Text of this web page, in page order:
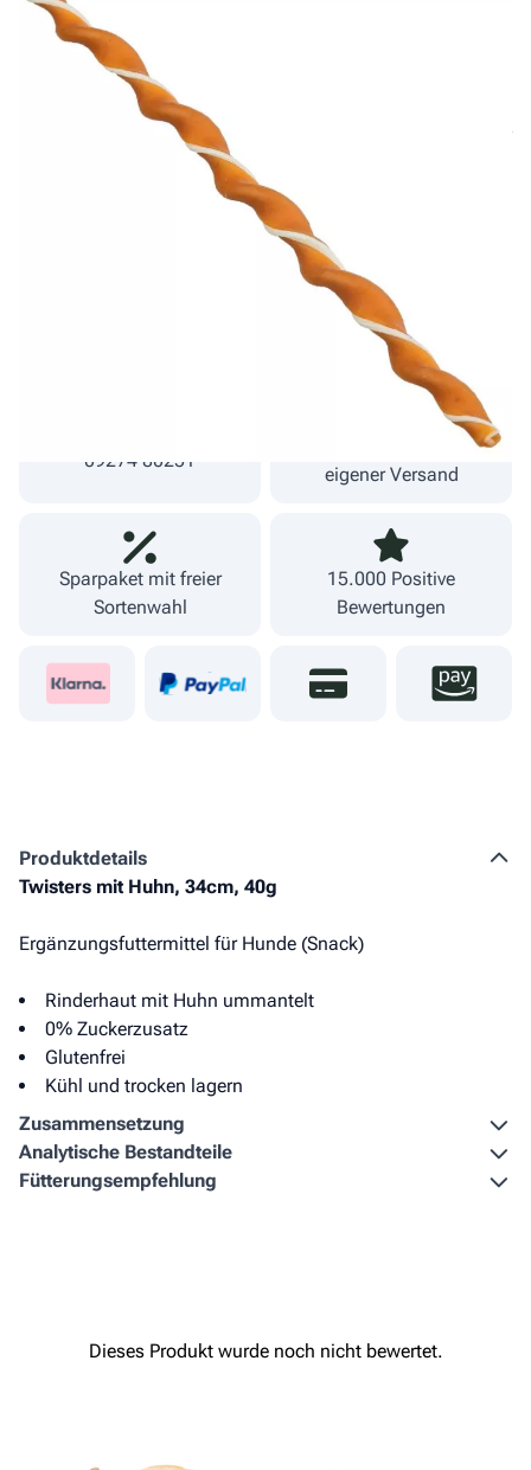
Die Twisters mit Huhn von Trixie sind glutenfrei und ein
idealer Leckerbissen für zwischendurch.
Lieferzeit 1-3 Werktage
09274 80251
eigener Versand
Sparpaket mit freier
Sortenwahl
15.000 Positive
Bewertungen
Produkt­details
Twisters mit Huhn, 34cm, 40g
Ergänzungsfuttermittel für Hunde (Snack)
Rinderhaut mit Huhn ummantelt
0% Zuckerzusatz
Glutenfrei
Kühl und trocken lagern
Zusammen­setzung
Analytische Bestandteile
Fütterungs­empfehlung